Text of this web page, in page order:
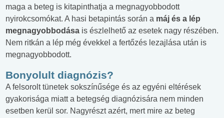
maga a beteg is kitapinthatja a megnagyobbodott
nyirokcsomókat. A hasi betapintás során a máj és a lép
megnagyobbodása is észlelhető az esetek nagy részében.
Nem ritkán a lép még évekkel a fertőzés lezajlása után is
megnagyobbodott.
Bonyolult diagnózis?
A felsorolt tünetek sokszínűsége és az egyéni eltérések
gyakorisága miatt a betegség diagnózisára nem minden
esetben kerül sor. Nagyrészt azért, mert mire az beteg